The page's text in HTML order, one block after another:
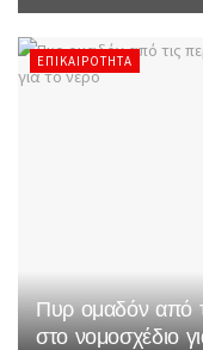
ΕΠΙΚΑΙΡΌΤΗΤΑ
Πυρ ομαδόν από
στο νομοσχέδιο